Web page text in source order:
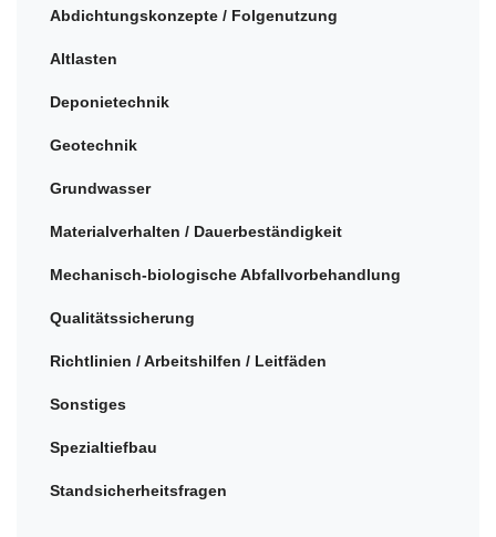
Abdichtungskonzepte / Folgenutzung
Altlasten
Deponietechnik
Geotechnik
Grundwasser
Materialverhalten / Dauerbeständigkeit
Mechanisch-biologische Abfallvorbehandlung
Qualitätssicherung
Richtlinien / Arbeitshilfen / Leitfäden
Sonstiges
Spezialtiefbau
Standsicherheitsfragen